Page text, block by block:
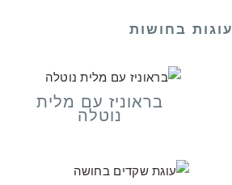
עוגות בחושות
בראוניז עם מלית
נוטלה